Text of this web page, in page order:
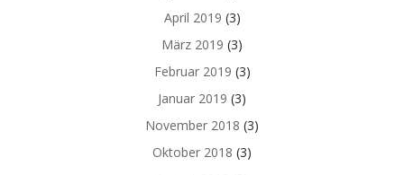
April 2019 (3)
März 2019 (3)
Februar 2019 (3)
Januar 2019 (3)
November 2018 (3)
Oktober 2018 (3)